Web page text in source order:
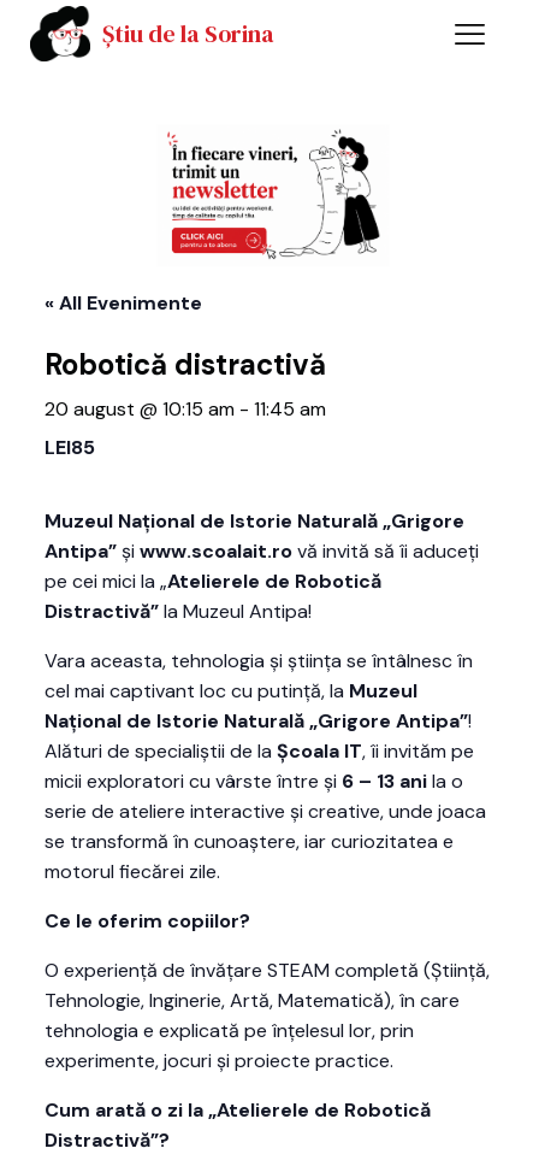
Știu de la Sorina
« All Evenimente
Robotică distractivă
20 august @ 10:15 am- 11:45 am
LEI85
Muzeul Național de Istorie Naturală „Grigore
Antipa”și www.scoalait.rovă invită să îi aduceți
pe cei mici la „Atelierele de Robotică
Distractivă”la Muzeul Antipa!
Vara aceasta, tehnologia și știința se întâlnesc în
cel mai captivant loc cu putință, la Muzeul
Național de Istorie Naturală „Grigore Antipa”!
Alături de specialiștii de la Școala IT, îi invităm pe
micii exploratori cu vârste între și 6 – 13 anila o
serie de ateliere interactive și creative, unde joaca
se transformă în cunoaștere, iar curiozitatea e
motorul fiecărei zile.
Ce le oferim copiilor?
O experiență de învățare STEAM completă (Știință,
Tehnologie, Inginerie, Artă, Matematică), în care
tehnologia e explicată pe înțelesul lor, prin
experimente, jocuri și proiecte practice.
Cum arată o zi la „Atelierele de Robotică
Distractivă”?